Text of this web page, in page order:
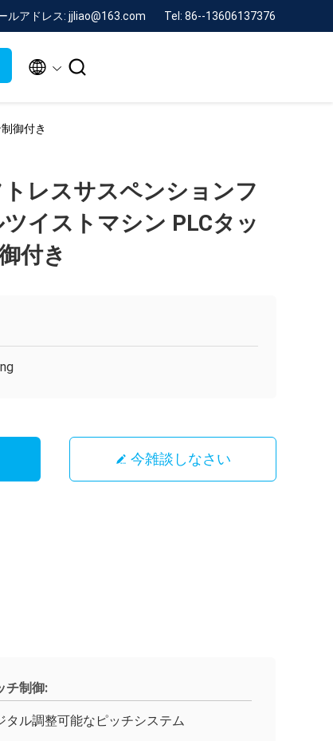
ルアドレス: jjliao@163.com Tel: 86--13606137376
 
御付き
レスサスペンションフ
イストマシン PLCタッ
付き
今雑談しなさい
チ制御:
タル調整可能なピッチシステム